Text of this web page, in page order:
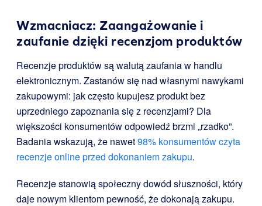
Wzmacniacz: Zaangażowanie i
zaufanie dzięki recenzjom produktów
Recenzje produktów są walutą zaufania w handlu
elektronicznym. Zastanów się nad własnymi nawykami
zakupowymi: jak często kupujesz produkt bez
uprzedniego zapoznania się z recenzjami? Dla
większości konsumentów odpowiedź brzmi „rzadko”.
Badania wskazują, że nawet98% konsumentów czyta
recenzje online przed dokonaniem zakupu.
Recenzje stanowią społeczny dowód słuszności, który
daje nowym klientom pewność, że dokonają zakupu.